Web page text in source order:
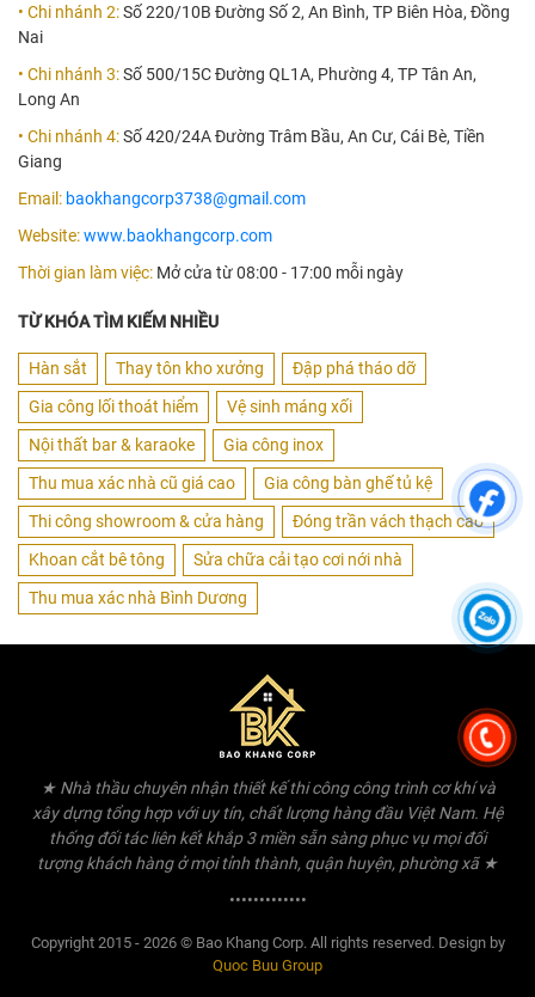
• Chi nhánh 2:Số 220/10B Đường Số 2, An Bình, TP Biên Hòa, Đồng
Nai
• Chi nhánh 3:Số 500/15C Đường QL1A, Phường 4, TP Tân An,
Long An
• Chi nhánh 4:Số 420/24A Đường Trâm Bầu, An Cư, Cái Bè, Tiền
Giang
Email: baokhangcorp3738@gmail.com
Website:www.baokhangcorp.com
Thời gian làm việc: Mở cửa từ 08:00 - 17:00 mỗi ngày
TỪ KHÓA TÌM KIẾM NHIỀU
Hàn sắt Thay tôn kho xưởng
Đập phá tháo dỡ
Gia công lối thoát hiểm
Vệ sinh máng xối
Nội thất bar & karaoke
Gia công inox
Thu mua xác nhà cũ giá cao
Gia công bàn ghế tủ kệ
Thi công showroom & cửa hàng
Đóng trần vách thạch cao
Khoan cắt bê tông
Sửa chữa cải tạo cơi nới nhà
Thu mua xác nhà Bình Dương
★ Nhà thầu chuyên nhận thiết kế thi công công trình cơ khí và
xây dựng tổng hợp với uy tín, chất lượng hàng đầu Việt Nam. Hệ
thống đối tác liên kết khắp 3 miền sẵn sàng phục vụ mọi đối
tượng khách hàng ở mọi tỉnh thành, quận huyện, phường xã ★
•••••••••••••
Copyright 2015 - 2026 © Bao Khang Corp. All rights reserved. Design by
Quoc Buu Group